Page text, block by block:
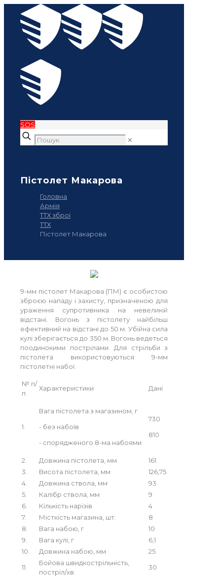
SOS
✕
Пістолет Макарова
Головна
Армія
ТТХ зброї
ТТХ
Пістолет Макарова
9-мм пістолет Макарова (ПМ) є особистою
зброєю нападу і захисту, призначеною для
ураження супротивника на невеликій
відстані. Вогонь з пістолету найбільш
ефективний на відстані до 50 м. Убійна сила
кулі зберігається до 350 м. Вогонь ведеться
поодинокими пострілами. Для стрільби з
пістолета використовуються 9-мм
пістолетні набої.
№ п/
п
Характеристики Дані
1.
Вага пістолета з магазином, г
- без набоїв
- спорядженого 8-ма набоями
730
810
2. Довжина пістолета, мм
161
3.
Висота пістолета, мм
126,75
4.
Довжина ствола, мм
93
5.
Калібр ствола, мм
9
6.
Кількість нарізів
4
7.
Місткість магазина, шт.
8
8.
Вага набою, г
10
9.
Вага кулі, г
6,1
10.
Довжина набою, мм
25
11.
Бойова швидкострільність,
постріл/хв.
30